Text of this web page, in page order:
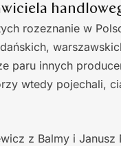
rozeznanie w
paru innych
wtedy pojechali,
z Balmy i